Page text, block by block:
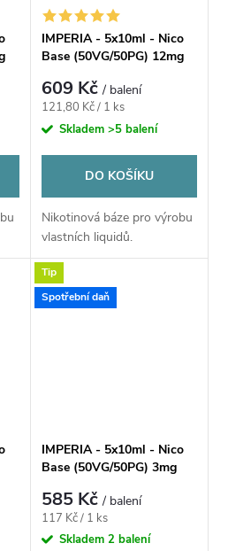
IMPERIA - 5x10ml - Nico
Base (50VG/50PG) 12mg
609 Kč/ balení
Měrná
cena:
121,80 Kč / 1 ks
Skladem >5 balení
DO KOŠÍKU
Nikotinová báze pro výrobu
vlastních liquidů.
Tip
Spotřební daň
IMPERIA - 5x10ml - Nico
Base (50VG/50PG) 3mg
585 Kč/ balení
Měrná
cena:
117 Kč / 1 ks
Skladem 2 balení